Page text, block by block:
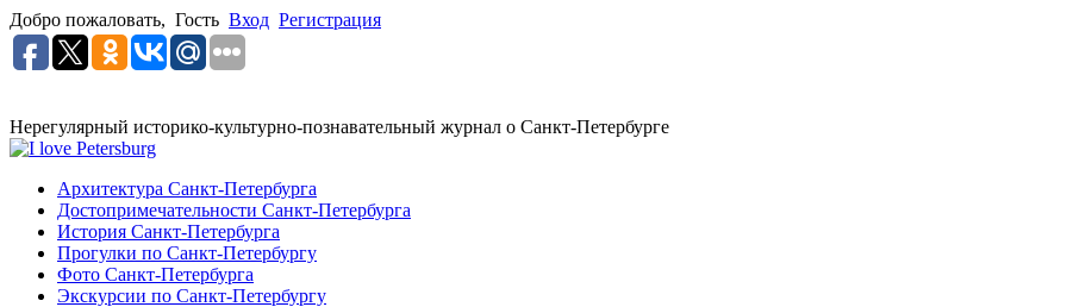
Добро пожаловать, Гость Вход Регистрация
Нерегулярный историко-культурно-познавательный журнал о Санкт-Петербурге
Архитектура Санкт-Петербурга
Достопримечательности Санкт-Петербурга
История Санкт-Петербурга
Прогулки по Санкт-Петербургу
Фото Санкт-Петербурга
Экскурсии по Санкт-Петербургу